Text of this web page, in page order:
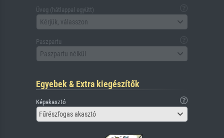
Üveg (hátlappal együtt)
Kérjük, válasszon
Paszpartu
Paszpartu nélkül
Egyebek & Extra kiegészítők
Képakasztó
Fűrészfogas akasztó